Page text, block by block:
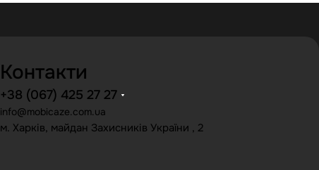
Контакти
+38 (067) 425 27 27
info@mobicaze.com.ua
м. Харків, майдан Захисників України , 2